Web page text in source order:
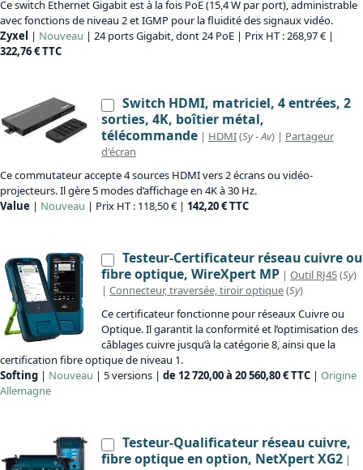
Ce switch Ethernet Gigabit est à la fois PoE (15,4 W par port), administrable
avec fonctions de niveau 2 et IGMP pour la fluidité des signaux vidéo.
Zyxel | Nouveau | 24 ports Gigabit, dont 24 PoE | Prix HT : 268,97 € |
322,76 € TTC
Switch HDMI, matriciel, 4 entrées, 2
sorties, 4K, boîtier métal,
télécommande | HDMI(Sy-Av) | Partageur
d'écran
Ce commutateur accepte 4 sources HDMI vers 2 écrans ou vidéo-
projecteurs. Il gère 5 modes d’affichage en 4K à 30 Hz.
Value | Nouveau | Prix HT : 118,50 € | 142,20 € TTC
Testeur-Certificateur réseau cuivre ou
fibre optique, WireXpert MP | Outil RJ45(Sy)
| Connecteur, traversée, tiroir optique(Sy)
Ce certificateur fonctionne pour réseaux Cuivre ou
Optique. Il garantit la conformité et l’optimisation des
câblages cuivre jusqu’à la catégorie 8, ainsi que la
certification fibre optique de niveau 1.
Softing | Nouveau | 5 versions | de 12 720,00 à 20 560,80 € TTC | Origine
Allemagne
Testeur-Qualificateur réseau cuivre,
fibre optique en option, NetXpert XG2 |